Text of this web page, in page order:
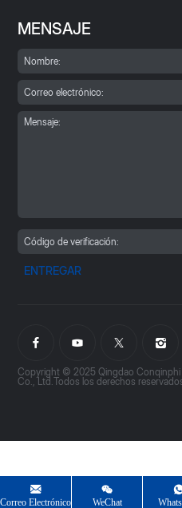
Correo Electrónico WeChat
MENSAJE
ENTREGAR
Copyright © 2025 Qingdao Conqinphi
Co., Ltd.Todos los derechos